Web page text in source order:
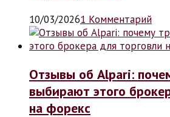
10/03/20261 Комментарий
Отзывы об Alpari:
выбирают этого
на форекс